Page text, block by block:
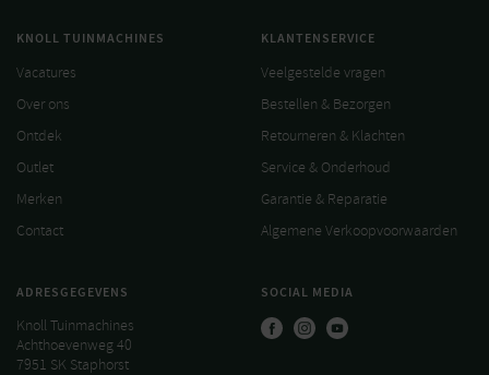
KNOLL TUINMACHINES
Vacatures
Over ons
Ontdek
Outlet
Merken
Contact
KLANTENSERVICE
Veelgestelde vragen
Bestellen & Bezorgen
Retourneren & Klachten
Service & Onderhoud
Garantie & Reparatie
Algemene Verkoopvoorwaarden
ADRESGEGEVENS
Knoll Tuinmachines
Achthoevenweg 40
7951 SK Staphorst
SOCIAL MEDIA